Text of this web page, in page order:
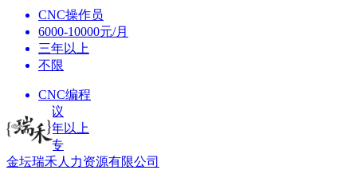
CNC操作员
6000-10000元/月
三年以上
不限
CNC编程
面议
三年以上
大专
金坛瑞禾人力资源有限公司